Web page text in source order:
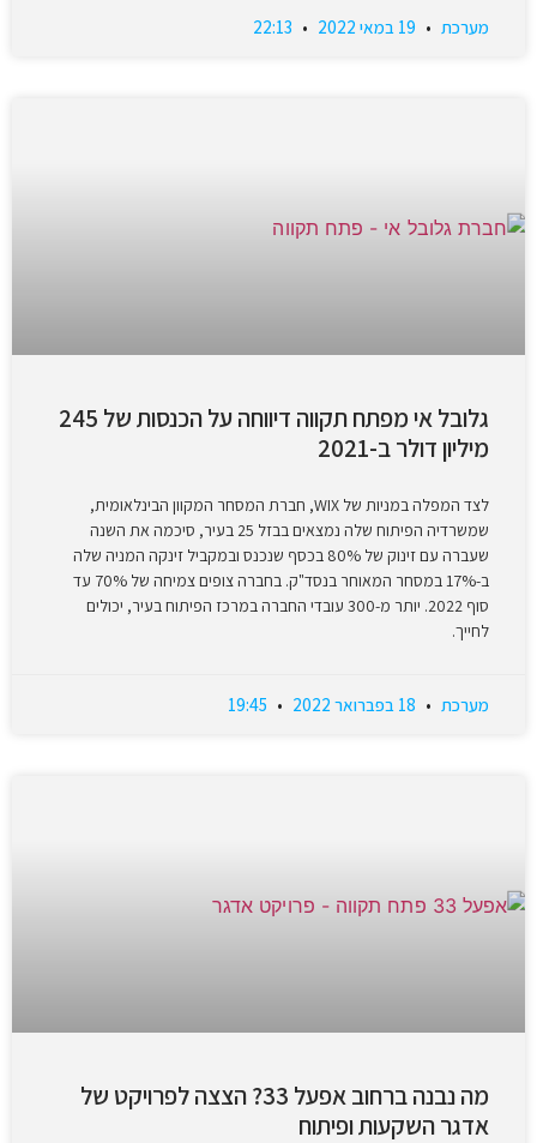
מערכת
גלובל אי מפתח תקווה דיווחה על הכנסות של 245
מיליון דולר ב-2021
לצד המפלה במניות של WIX, חברת המסחר המקוון הבינלאומית,
שמשרדיה הפיתוח שלה נמצאים בבזל 25 בעיר, סיכמה את השנה
שעברה עם זינוק של 80% בכסף שנכנס ובמקביל זינקה המניה שלה
ב-17% במסחר המאוחר בנסד"ק. בחברה צופים צמיחה של 70% עד
סוף 2022. יותר מ-300 עובדי החברה במרכז הפיתוח בעיר, יכולים
לחייך.
מערכת
מה נבנה ברחוב אפעל 33? הצצה לפרויקט של
אדגר השקעות ופיתוח